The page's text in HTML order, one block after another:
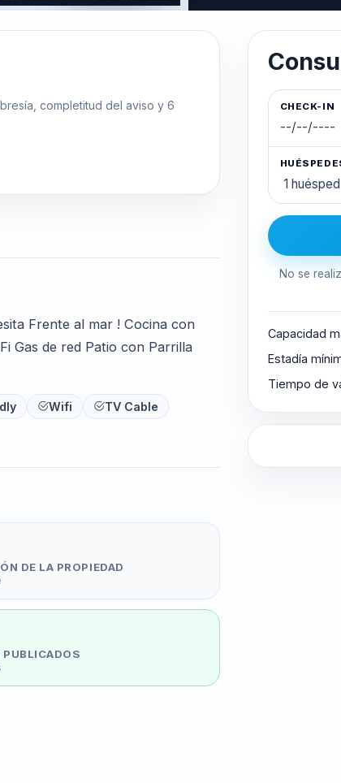
completitud del aviso y 6
Frente al mar ! Cocina con
Gas de red Patio con Parrilla
Wifi
TV Cable
DE LA PROPIEDAD
CHECK-IN
No se
Capacidad
Estadía
Tiempo de